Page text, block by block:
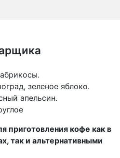
зеленое яблоко.
апельсин.
приготовления кофе как в
так и альтернативными